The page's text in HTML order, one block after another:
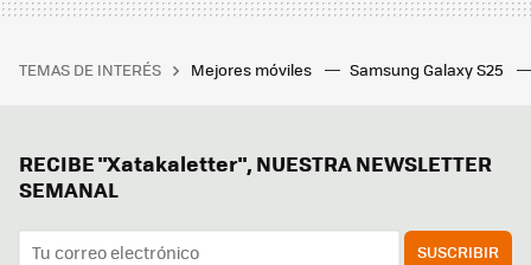
TEMAS DE INTERÉS Mejores móviles Samsung Galaxy S25
RECIBE "Xatakaletter", NUESTRA NEWSLETTER
SEMANAL
SUSCRIBIR